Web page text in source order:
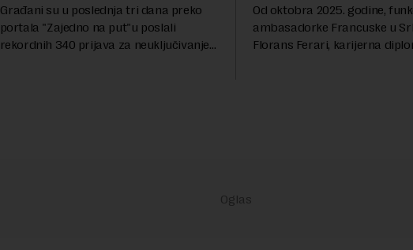
Građani su u poslednja tri dana preko
portala "Zajedno na put"u poslali
rekordnih 340 prijava za neuključivanje
Od oktobra 2025. godine,
ambasadorke Francuske u
Florans Ferari, karijerna